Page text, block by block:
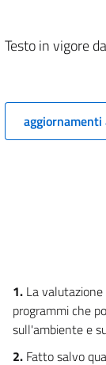
4
5
9
10
LA
Testo in vigore
1. La
programmi che
sull'ambiente e
2. Fatto salvo